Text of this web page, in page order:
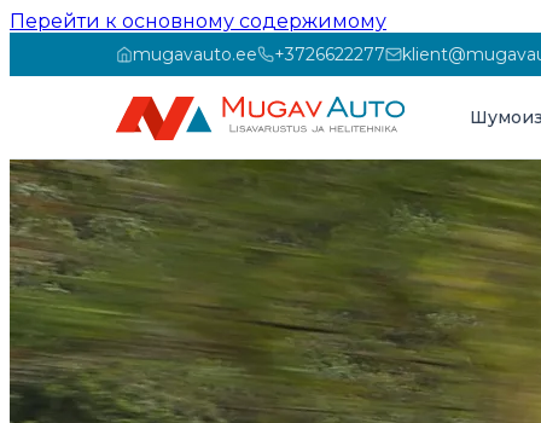
Перейти к основному содержимому
mugavauto.ee +3726622277